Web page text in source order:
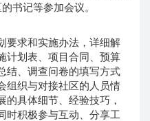
书记等参加会议。
要求和实施办法，详细解
计划表、项目合同、预算
结、调查问卷的填写方式
组织与对接社区的人员情
的具体细节、经验技巧，
时积极参与互动、分享工